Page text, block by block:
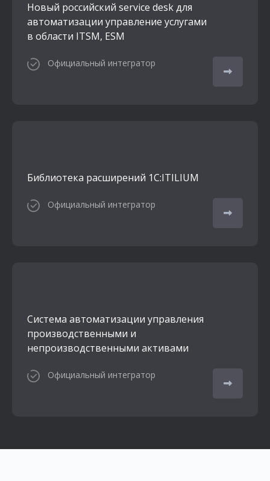
Новый российский service desk для
автоматизации управление услугами
в области ITSM, ESM
Официальный интегратор
Библиотека расширений 1С:ITILIUM
Официальный интегратор
Система автоматизации управления
производственными и
непроизводственными активами
Официальный интегратор